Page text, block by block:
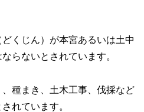
くじん）が本宮あるいは土中
らないとされています。
種まき、土木工事、伐採など
れています。